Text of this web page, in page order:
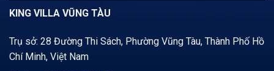
KING VILLA VŨNG TÀU
Trụ sở: 28 Đường Thi Sách, Phường Vũng Tàu, Thành Phố Hồ
Chí Minh, Việt Nam